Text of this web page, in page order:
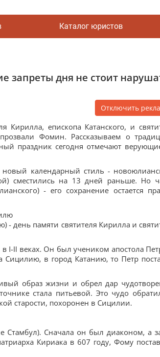
Каталог юристов
запреты дня не стоит
Отключить
Кирилла, епископа Катанского, и
Фомин. Рассказываем о
праздник сегодня отмечают
календарный стиль -
сместились на 13 дней раньше. Но
- его сохранение остается
- день памяти святителя Кирилла и
ІІ веках. Он был учеником апостола
Сицилию, в город Катанию, то Петр
образ жизни и обрел дар
стала питьевой. Это чудо
старости, похоронен в Сицилии.
Стамбул). Сначала он был диаконом, а
Кириака в 607 году, Фому